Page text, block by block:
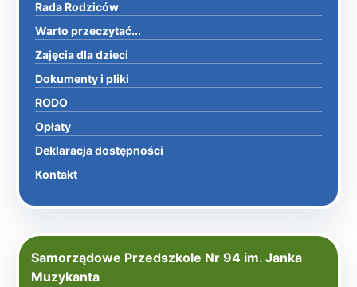
Rada Rodziców
Warto przeczytać...
Zajęcia dla dzieci
Dokumenty i pliki
RODO
Opłaty
Deklaracja dostępności
Kontakt
Samorządowe Przedszkole Nr 94 im. Janka
Muzykanta